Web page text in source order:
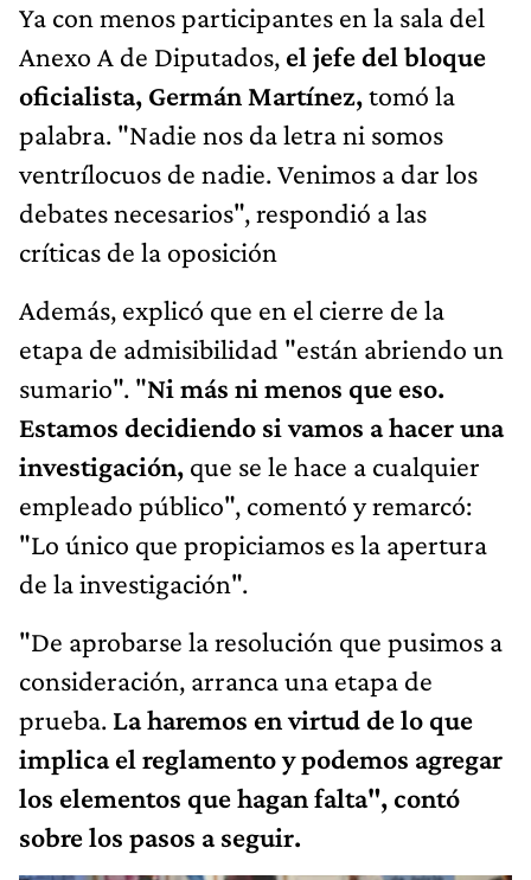
Ya con menos participantes en la sala del
Anexo A de Diputados, el jefe del bloque
oficialista, Germán Martínez,tomó la
palabra. "Nadie nos da letra ni somos
ventrílocuos de nadie. Venimos a dar los
debates necesarios", respondió a las
críticas de la oposición
Además, explicó que en el cierre de la
etapa de admisibilidad "están abriendo un
sumario". "Ni más ni menos que eso.
Estamos decidiendo si vamos a hacer una
investigación, que se le hace a cualquier
empleado público", comentó y remarcó:
"Lo único que propiciamos es la apertura
de la investigación".
"De aprobarse la resolución que pusimos a
consideración, arranca una etapa de
prueba. La haremos en virtud de lo que
implica el reglamento y podemos agregar
los elementos que hagan falta", contó
sobre los pasos a seguir.